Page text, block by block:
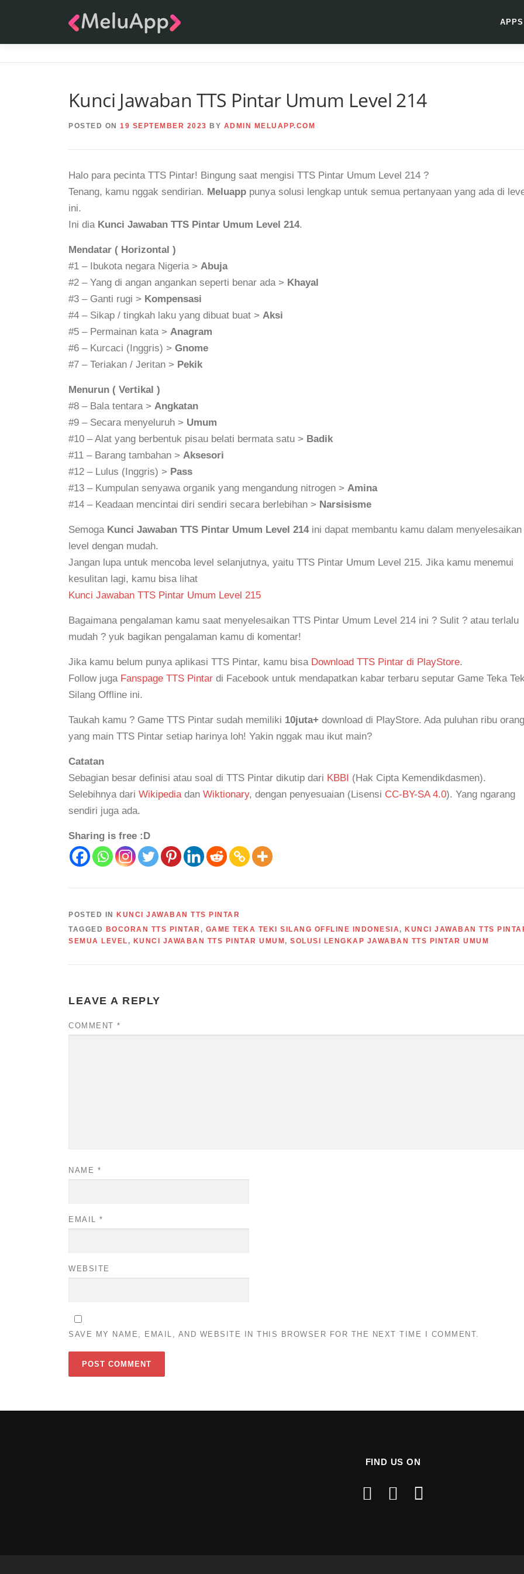
APPS
Kunci Jawaban TTS Pintar Umum Level 214
POSTED ON 19 SEPTEMBER 2023 BY ADMIN MELUAPP.COM
Halo para pecinta TTS Pintar! Bingung saat mengisi TTS Pintar Umum Level 214 ?
Tenang, kamu nggak sendirian. Meluapp punya solusi lengkap untuk semua pertanyaan yang ada di
ini.
Ini dia Kunci Jawaban TTS Pintar Umum Level 214.
Mendatar ( Horizontal )
#1 – Ibukota negara Nigeria > Abuja
#2 – Yang di angan angankan seperti benar ada > Khayal
#3 – Ganti rugi > Kompensasi
#4 – Sikap / tingkah laku yang dibuat buat > Aksi
#5 – Permainan kata > Anagram
#6 – Kurcaci (Inggris) > Gnome
#7 – Teriakan / Jeritan > Pekik
Menurun ( Vertikal )
#8 – Bala tentara > Angkatan
#9 – Secara menyeluruh > Umum
#10 – Alat yang berbentuk pisau belati bermata satu > Badik
#11 – Barang tambahan > Aksesori
#12 – Lulus (Inggris) > Pass
#13 – Kumpulan senyawa organik yang mengandung nitrogen > Amina
#14 – Keadaan mencintai diri sendiri secara berlebihan > Narsisisme
Semoga Kunci Jawaban TTS Pintar Umum Level 214ini dapat membantu kamu dalam menyelesaikan
level dengan mudah.
Jangan lupa untuk mencoba level selanjutnya, yaitu TTS Pintar Umum Level 215. Jika kamu menemui
kesulitan lagi, kamu bisa lihat
Kunci Jawaban TTS Pintar Umum Level 215
Bagaimana pengalaman kamu saat menyelesaikan TTS Pintar Umum Level 214 ini ? Sulit ? atau terlalu
mudah ? yuk bagikan pengalaman kamu di komentar!
Jika kamu belum punya aplikasi TTS Pintar, kamu bisa Download TTS Pintar di PlayStore.
Follow juga Fanspage TTS Pintar di Facebook untuk mendapatkan kabar terbaru seputar Game Teka
Silang Offline ini.
Taukah kamu ? Game TTS Pintar sudah memiliki 10juta+ download di PlayStore. Ada puluhan ribu orang
yang main TTS Pintar setiap harinya loh! Yakin nggak mau ikut main?
Catatan
Sebagian besar definisi atau soal di TTS Pintar dikutip dari KBBI (Hak Cipta Kemendikdasmen).
Selebihnya dari Wikipediadan Wiktionary, dengan penyesuaian (Lisensi CC-BY-SA 4.0). Yang ngarang
sendiri juga ada.
Sharing is free :D
POSTED IN
KUNCI JAWABAN TTS PINTAR
TAGGED
BOCORAN TTS PINTAR , GAME TEKA TEKI SILANG OFFLINE INDONESIA, KUNCI JAWABAN TTS
SEMUA LEVEL , KUNCI JAWABAN TTS PINTAR UMUM , SOLUSI LENGKAP JAWABAN TTS PINTAR UMUM
LEAVE A REPLY
COMMENT *
NAME *
EMAIL *
WEBSITE
SAVE MY NAME, EMAIL, AND WEBSITE IN THIS BROWSER FOR THE NEXT TIME I COMMENT.
FIND US ON